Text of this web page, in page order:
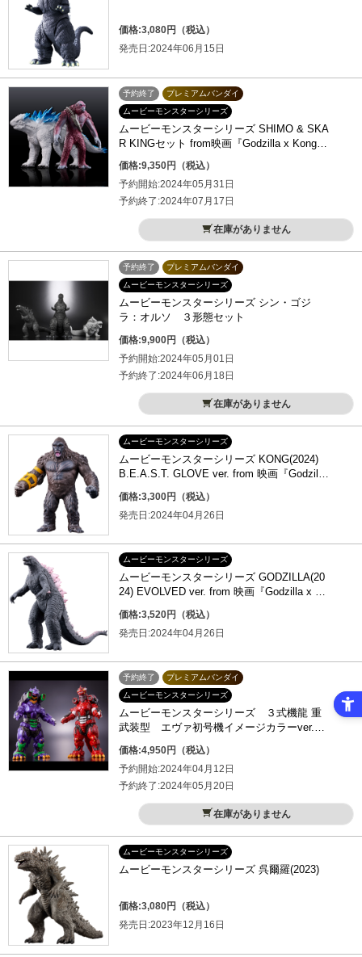
価格:3,080円（税込）
発売日:2024年06月15日
予約終了
プレミアムバンダイ
ムービーモンスターシリーズ
ムービーモンスターシリーズ SHIMO & SKA
R KINGセット from映画『Godzilla x Kong: T
he New Empire』
価格:9,350円（税込）
予約開始:2024年05月31日
予約終了:2024年07月17日
在庫がありません
予約終了
プレミアムバンダイ
ムービーモンスターシリーズ
ムービーモンスターシリーズ シン・ゴジ
ラ：オルソ ３形態セット
価格:9,900円（税込）
予約開始:2024年05月01日
予約終了:2024年06月18日
在庫がありません
ムービーモンスターシリーズ
ムービーモンスターシリーズ KONG(2024)
B.E.A.S.T. GLOVE ver. from 映画『Godzilla
x Kong: The New Empire』
価格:3,300円（税込）
発売日:2024年04月26日
ムービーモンスターシリーズ
ムービーモンスターシリーズ GODZILLA(20
24) EVOLVED ver. from 映画『Godzilla x Ko
ng: The New Empire』
価格:3,520円（税込）
発売日:2024年04月26日
予約終了
プレミアムバンダイ
ムービーモンスターシリーズ
ムービーモンスターシリーズ ３式機龍 重
武装型 エヴァ初号機イメージカラーver.／
エヴァ２号機イメージカラーver.
価格:4,950円（税込）
予約開始:2024年04月12日
予約終了:2024年05月20日
在庫がありません
ムービーモンスターシリーズ
ムービーモンスターシリーズ 呉爾羅(2023)
価格:3,080円（税込）
発売日:2023年12月16日